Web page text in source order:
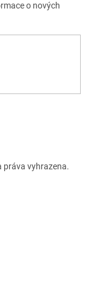
o nových
práva vyhrazena.